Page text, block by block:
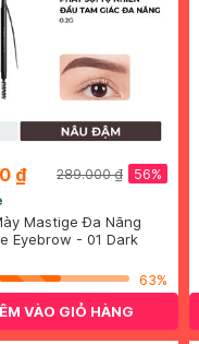
₫ 56%
289.000 ₫
Mastige Đa Năng
Màu Nâu Đậm 0.2g
Eyebrow - 01 Dark
63%
VÀO GIỎ HÀNG